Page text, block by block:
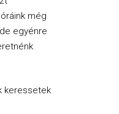
még
egyénre
keressetek